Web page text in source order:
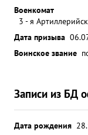
Военкомат
3 - я
Дата призыва
Воинское звание
Записи из БД
Дата рождения